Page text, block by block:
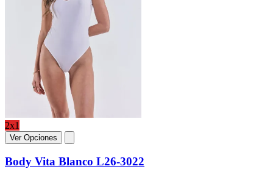
2x1
Ver Opciones
Body Vita Blanco L26-3022